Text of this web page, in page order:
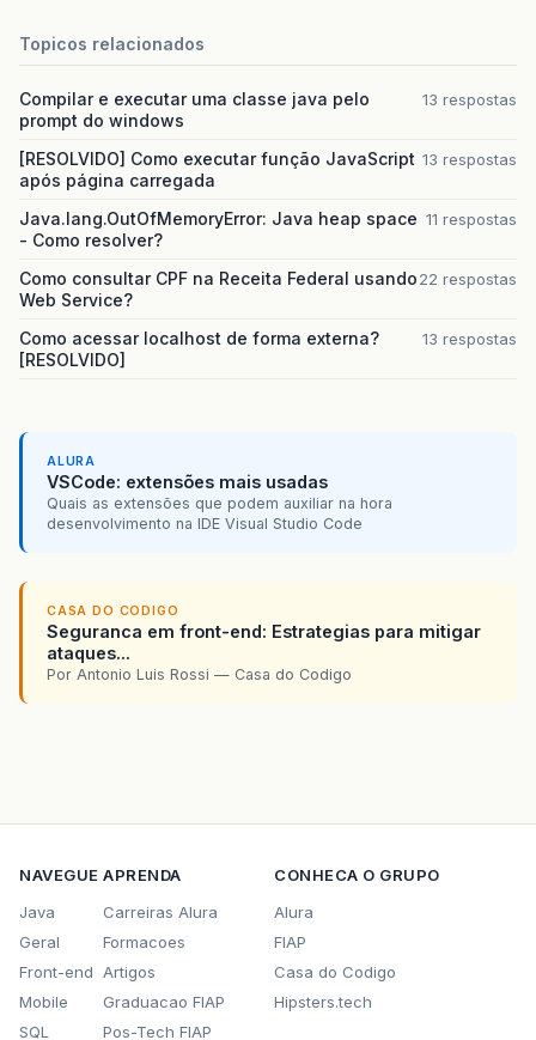
Topicos relacionados
Compilar e executar uma classe java pelo
prompt do windows
13 respostas
[RESOLVIDO] Como executar função JavaScript
após página carregada
13 respostas
Java.lang.OutOfMemoryError: Java heap space
- Como resolver?
11 respostas
Como consultar CPF na Receita Federal usando
Web Service?
22 respostas
Como acessar localhost de forma externa?
[RESOLVIDO]
13 respostas
ALURA
VSCode: extensões mais usadas
Quais as extensões que podem auxiliar na hora
desenvolvimento na IDE Visual Studio Code
CASA DO CODIGO
Seguranca em front-end: Estrategias para mitigar
ataques...
Por Antonio Luis Rossi — Casa do Codigo
NAVEGUE
Java
Geral
Front-end
Mobile
SQL
APRENDA
Carreiras Alura
Formacoes
Artigos
Graduacao FIAP
Pos-Tech FIAP
CONHECA O GRUPO
Alura
FIAP
Casa do Codigo
Hipsters.tech